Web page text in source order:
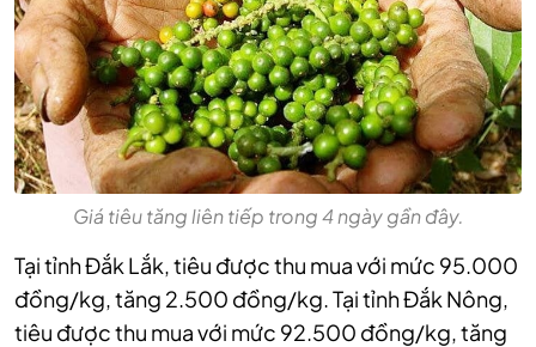
Giá tiêu tăng liên tiếp trong 4 ngày gần đây.
Tại tỉnh Đắk Lắk, tiêu được thu mua với mức 95.000
đồng/kg, tăng 2.500 đồng/kg. Tại tỉnh Đắk Nông,
tiêu được thu mua với mức 92.500 đồng/kg, tăng